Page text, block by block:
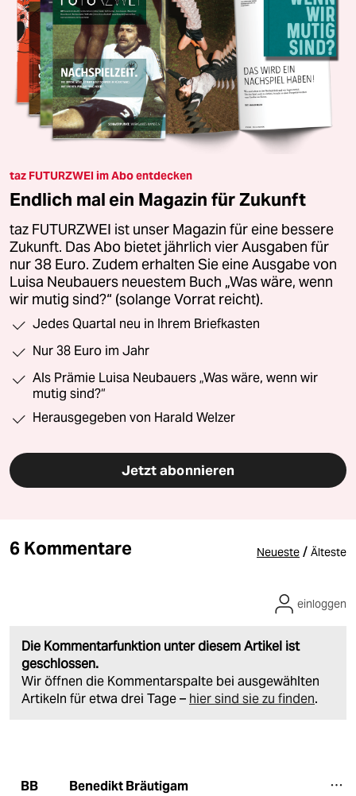
taz FUTURZWEI im Abo entdecken
Endlich mal ein Magazin für Zukunft
taz FUTURZWEI ist unser Magazin für eine bessere
Zukunft. Das Abo bietet jährlich vier Ausgaben für
nur 38 Euro. Zudem erhalten Sie eine Ausgabe von
Luisa Neubauers neuestem Buch „Was wäre, wenn
wir mutig sind?“ (solange Vorrat reicht).
Jedes Quartal neu in Ihrem Briefkasten
Nur 38 Euro im Jahr
Als Prämie Luisa Neubauers „Was wäre, wenn wir
mutig sind?“
Herausgegeben von Harald Welzer
Jetzt abonnieren
6 Kommentare Neueste / Älteste
Die Kommentarfunktion unter diesem Artikel ist
geschlossen.
Wir öffnen die Kommentarspalte bei ausgewählten
Artikeln für etwa drei Tage – hier sind sie zu finden.
einloggen
BB Benedikt Bräutigam